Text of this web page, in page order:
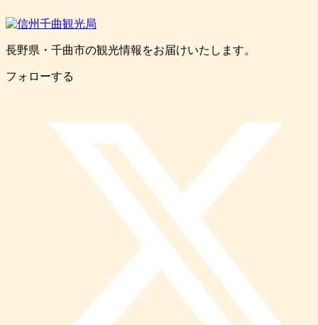
長野県・千曲市の観光情報をお届けいたします。
フォローする